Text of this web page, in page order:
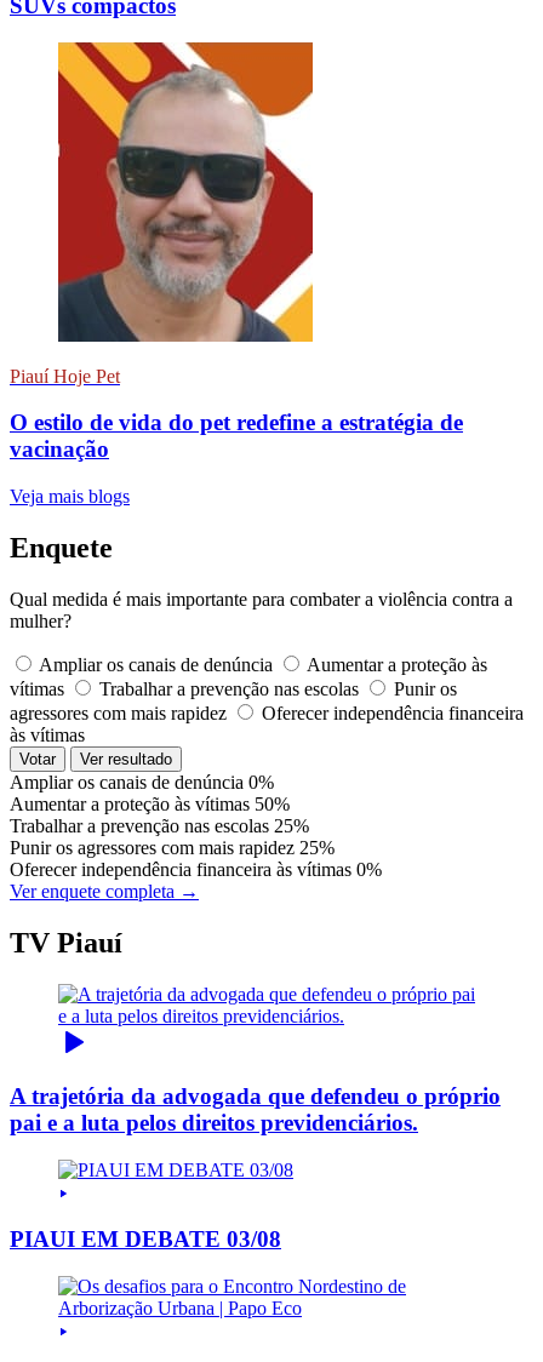
SUVs compactos
Piauí Hoje Pet
O estilo de vida do pet redefine a estratégia de
vacinação
Veja mais blogs
Enquete
Qual medida é mais importante para combater a violência contra a
mulher?
Ampliar os canais de denúncia
Aumentar a proteção às
vítimas
Trabalhar a prevenção nas escolas
Punir os
agressores com mais rapidez
Oferecer independência financeira
às vítimas
Votar Ver resultado
Ampliar os canais de denúncia 0%
Aumentar a proteção às vítimas 50%
Trabalhar a prevenção nas escolas 25%
Punir os agressores com mais rapidez 25%
Oferecer independência financeira às vítimas 0%
Ver enquete completa →
TV Piauí
A trajetória da advogada que defendeu o próprio
pai e a luta pelos direitos previdenciários.
PIAUI EM DEBATE 03/08